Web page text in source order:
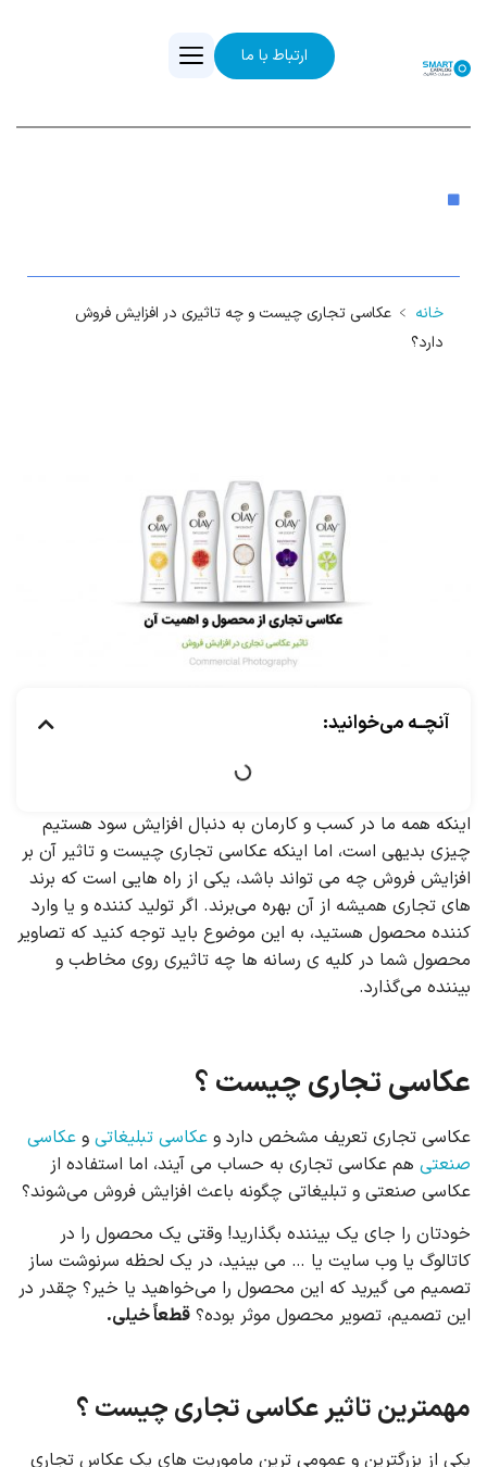
ارتباط با ما
عکاسی تجاری چیست و چه تاثیری در افزایش
خانه ﹥ عکاسی تجاری چیست و چه تاثیری در افزایش فروش
دارد؟
آنچــه می‌خوانید:
اینکه همه ما در کسب و کارمان به دنبال افزایش سود هستیم
چیزی بدیهی است، اما اینکه عکاسی تجاری چیست و تاثیر آن بر
افزایش فروش چه می تواند باشد، یکی از راه هایی است که برند
های تجاری همیشه از آن بهره می‌برند. اگر تولید کننده و یا وارد
کننده محصول هستید، به این موضوع باید توجه کنید که تصاویر
محصول شما در کلیه ی رسانه ها چه تاثیری روی مخاطب و
بیننده می‌گذارد.
عکاسی تجاری چیست ؟
عکاسی تجاری تعریف مشخص دارد و عکاسی تبلیغاتی و عکاسی
صنعتی هم عکاسی تجاری به حساب می آیند، اما استفاده از
عکاسی صنعتی و تبلیغاتی چگونه باعث افزایش فروش می‌شوند؟
خودتان را جای یک بیننده بگذارید! وقتی یک محصول را در
کاتالوگ یا وب سایت یا … می بینید، در یک لحظه سرنوشت ساز
تصمیم می گیرید که این محصول را می‌خواهید یا خیر؟ چقدر در
این تصمیم، تصویر محصول موثر بوده؟ قطعاً خیلی.
مهمترین تاثیر عکاسی تجاری چیست ؟
یکی از بزرگترین و عمومی ترین ماموریت های یک عکاس تجاری